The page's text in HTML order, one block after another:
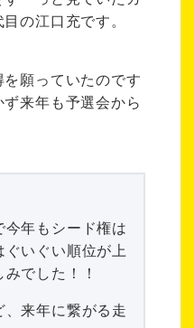
の江口充です。
願っていたのです
来年も予選会から
年もシード権は
いぐい順位が上
でした！！
来年に繋がる走